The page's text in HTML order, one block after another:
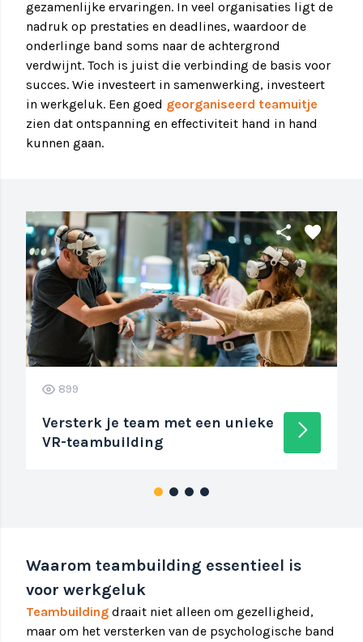
gezamenlijke ervaringen. In veel organisaties ligt de
nadruk op prestaties en deadlines, waardoor de
onderlinge band soms naar de achtergrond
verdwijnt. Toch is juist die verbinding de basis voor
succes. Wie investeert in samenwerking, investeert
in werkgeluk. Een goed georganiseerd teamuitje
zien dat ontspanning en effectiviteit hand in hand
kunnen gaan.
899
Versterk je team met een unieke
VR-teambuilding
arrow_forward_ios
share favorite
Waarom teambuilding essentieel is
voor werkgeluk
Teambuilding draait niet alleen om gezelligheid,
maar om het versterken van de psychologische band